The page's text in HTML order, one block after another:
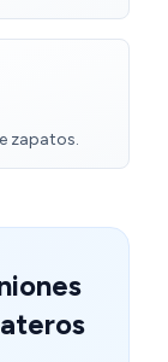
es super
así le
zapatos.